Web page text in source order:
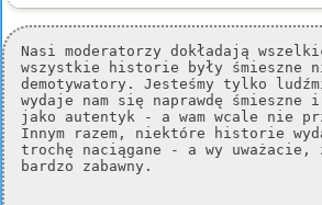
Nasi moderatorzy dokładają
wszystkie historie były śmieszne
demotywatory. Jesteśmy tylko
wydaje nam się naprawdę
jako autentyk - a wam wcale nie
Innym razem, niektóre historie
trochę naciągane - a wy
bardzo zabawny.